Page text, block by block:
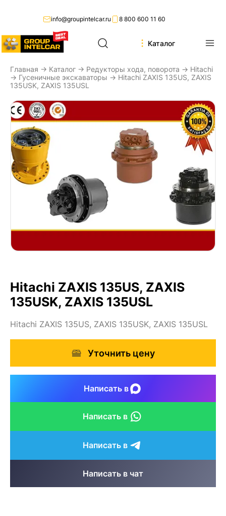
8 800 600 11 60
info@groupintelcar.ru
Каталог
Главная → Каталог → Редукторы хода, поворота → Hitachi
→ Гусеничные экскаваторы → Hitachi ZAXIS 135US, ZAXIS
135USK, ZAXIS 135USL
Hitachi ZAXIS 135US, ZAXIS
135USK, ZAXIS 135USL
Hitachi ZAXIS 135US, ZAXIS 135USK, ZAXIS 135USL
Уточнить цену
Написать в
Написать в
Написать в
Написать в чат